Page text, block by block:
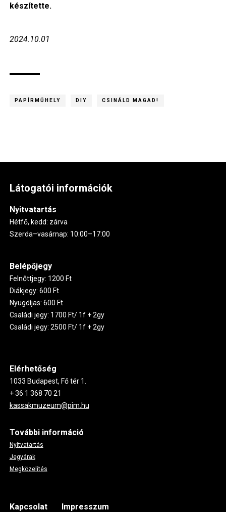
készítette.
2024.10.01
PAPÍRMŰHELY DIY CSINÁLD MAGAD!
Látogatói információk
Nyitvatartás
Hétfő, kedd: zárva
Szerda–vasárnap: 10:00–17:00
Belépőjegy
Felnőttjegy: 1200 Ft
Diákjegy: 600 Ft
Nyugdíjas: 600 Ft
Családi jegy: 1700 Ft/ 1f + 2gy
Családi jegy: 2500 Ft/ 1f + 2gy
Elérhetőség
1033 Budapest, Fő tér 1.
+ 36 1 368 70 21
kassakmuzeum@pim.hu
További információ
Nyitvatartás
Jegyárak
Megközelítés
Footer
Kapcsolat Impresszum